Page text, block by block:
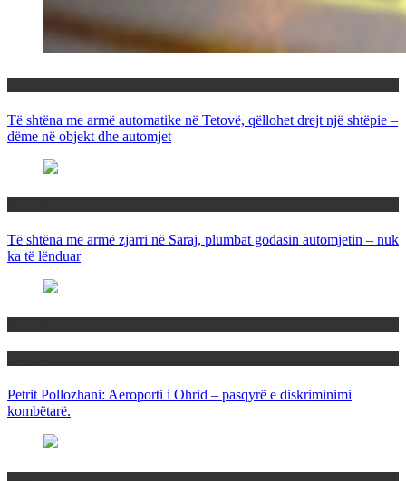
Të shtëna me armë automatike në Tetovë, qëllohet drejt një shtëpie –
dëme në objekt dhe automjet
Të shtëna me armë zjarri në Saraj, plumbat godasin automjetin – nuk
ka të lënduar
Petrit Pollozhani: Aeroporti i Ohrid – pasqyrë e diskriminimi
kombëtarë.